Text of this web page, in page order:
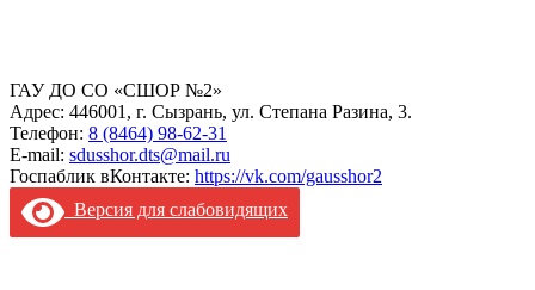
ГАУ ДО СО «СШОР №2»
Адрес: 446001, г. Сызрань, ул. Степана Разина, 3.
Телефон: 8 (8464) 98-62-31
E-mail: sdusshor.dts@mail.ru
Госпаблик вКонтакте: https://vk.com/gausshor2
Версия для слабовидящих